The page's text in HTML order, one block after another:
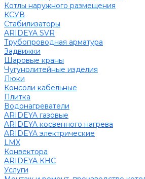
Котлы наружного размещения
КСУВ
Стабилизаторы
ARIDEYA SVR
Трубопроводная арматура
Задвижки
Шаровые краны
Чугунолитейные изделия
Люки
Консоли кабельные
Плитка
Водонагреватели
ARIDEYA газовые
ARIDEYA косвенного нагрева
ARIDEYA электрические
LMX
Конвектора
ARIDEYA КНС
Услуги